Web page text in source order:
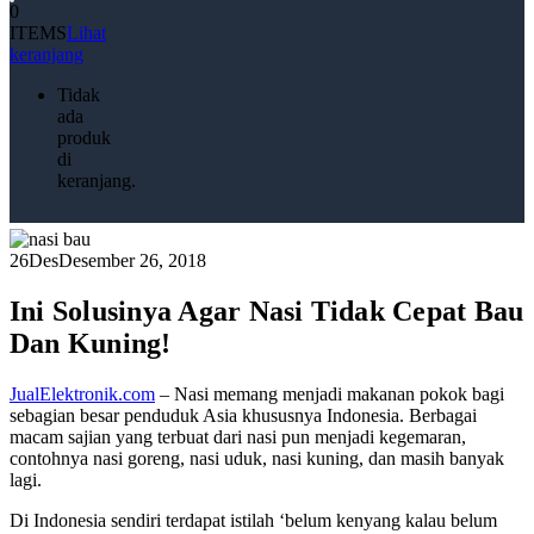
0
ITEMSLihat
keranjang
Tidak
ada
produk
di
keranjang.
26DesDesember 26, 2018
Ini Solusinya Agar Nasi Tidak Cepat Bau
Dan Kuning!
JualElektronik.com – Nasi memang menjadi makanan pokok bagi
sebagian besar penduduk Asia khususnya Indonesia. Berbagai
macam sajian yang terbuat dari nasi pun menjadi kegemaran,
contohnya nasi goreng, nasi uduk, nasi kuning, dan masih banyak
lagi.
Di Indonesia sendiri terdapat istilah ‘belum kenyang kalau belum